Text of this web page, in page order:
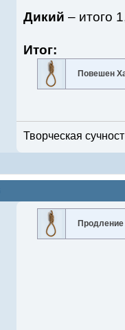
Дикий – итого
Итог:
Повешен
Творческая
Продление